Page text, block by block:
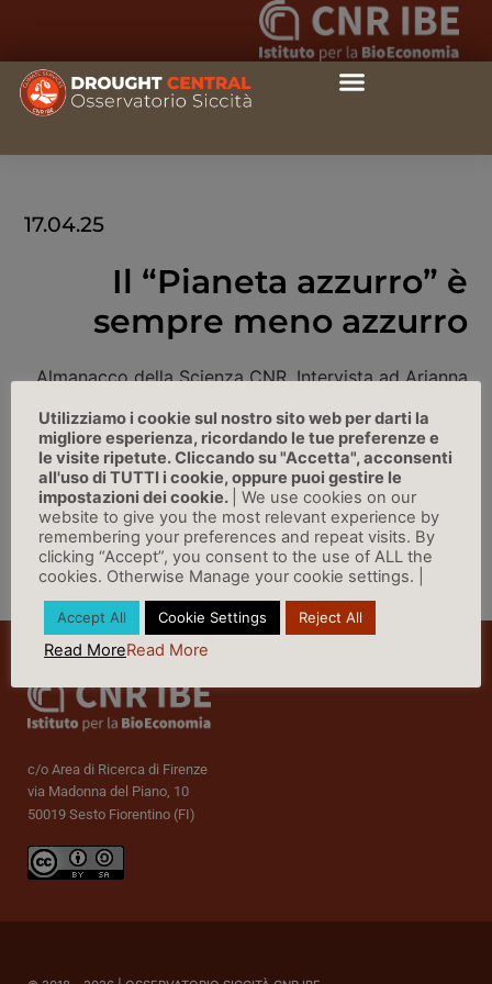
17.04.25
Il “Pianeta azzurro” è
sempre meno azzurro
Almanacco della Scienza CNR, Intervista ad Arianna
LINK
Vai a Rassegna Stampa »
c/o Area di Ricerca di Firenze
via Madonna del Piano, 10
50019 Sesto Fiorentino (FI)
Utilizziamo i cookie sul nostro sito web per darti la
migliore esperienza, ricordando le tue preferenze e
le visite ripetute. Cliccando su "Accetta", acconsenti
all'uso di TUTTI i cookie, oppure puoi gestire le
impostazioni dei cookie.
| We use cookies on our
website to give you the most relevant experience by
remembering your preferences and repeat visits. By
clicking “Accept”, you consent to the use of ALL the
cookies. Otherwise Manage your cookie settings. |
Accept All Cookie Settings Reject All
Read MoreRead More